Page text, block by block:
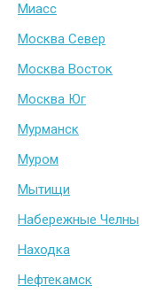
Миасс
Москва Север
Москва Восток
Москва Юг
Мурманск
Муром
Мытищи
Набережные Челны
Находка
Нефтекамск